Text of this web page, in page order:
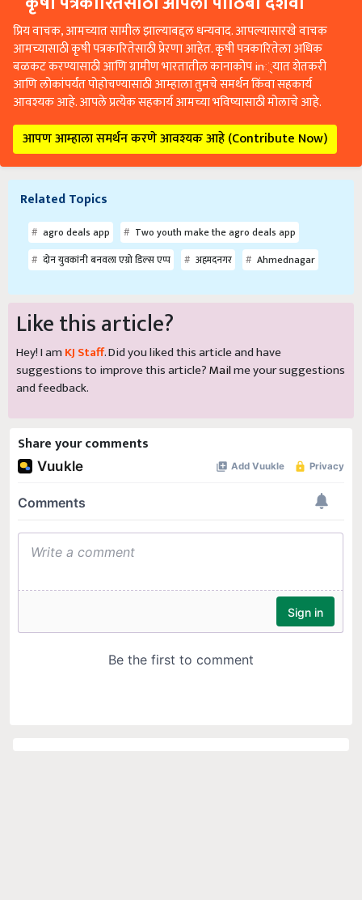
प्रिय वाचक, आमच्यात सामील झाल्याबद्दल धन्यवाद. आपल्यासारखे वाचक
आमच्यासाठी कृषी पत्रकारितेसाठी प्रेरणा आहेत. कृषी पत्रकारितेला अधिक
बळकट करण्यासाठी आणि ग्रामीण भारतातील कानाकोप in्यात शेतकरी
आणि लोकांपर्यंत पोहोचण्यासाठी आम्हाला तुमचे समर्थन किंवा सहकार्य
आवश्यक आहे. आपले प्रत्येक सहकार्य आमच्या भविष्यासाठी मोलाचे आहे.
आपण आम्हाला समर्थन करणे आवश्यक आहे (Contribute Now)
Related Topics
agro deals app
Two youth make the agro deals app
दोन युवकांनी बनवला एग्रो डिल्स एप्प
अहमदनगर Ahmednagar
Like this article?
Hey! I am KJ Staff. Did you liked this article and have
suggestions to improve this article?Mailme your suggestions
and feedback.
Share your comments